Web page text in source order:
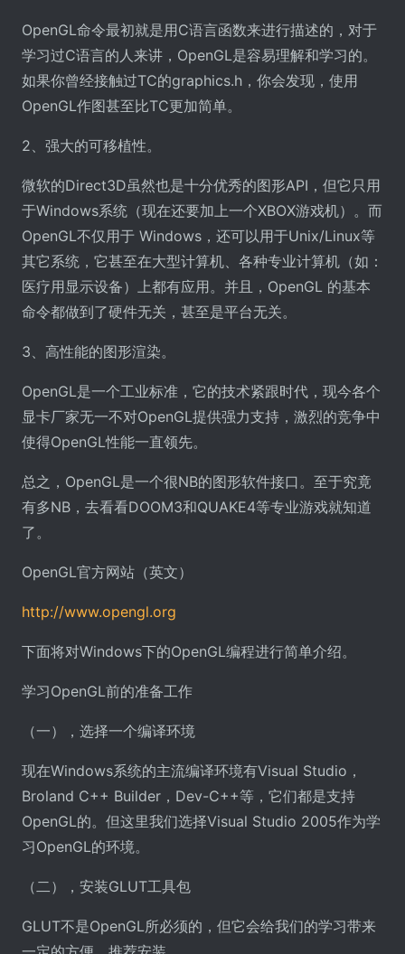
OpenGL命令最初就是用C语言函数来进行描述的，对于
学习过C语言的人来讲，OpenGL是容易理解和学习的。
如果你曾经接触过TC的graphics.h，你会发现，使用
OpenGL作图甚至比TC更加简单。
2、强大的可移植性。
微软的Direct3D虽然也是十分优秀的图形API，但它只用
于Windows系统（现在还要加上一个XBOX游戏机）。而
OpenGL不仅用于 Windows，还可以用于Unix/Linux等
其它系统，它甚至在大型计算机、各种专业计算机（如：
医疗用显示设备）上都有应用。并且，OpenGL 的基本
命令都做到了硬件无关，甚至是平台无关。
3、高性能的图形渲染。
OpenGL是一个工业标准，它的技术紧跟时代，现今各个
显卡厂家无一不对OpenGL提供强力支持，激烈的竞争中
使得OpenGL性能一直领先。
总之，OpenGL是一个很NB的图形软件接口。至于究竟
有多NB，去看看DOOM3和QUAKE4等专业游戏就知道
了。
OpenGL官方网站（英文）
http://www.opengl.org
下面将对Windows下的OpenGL编程进行简单介绍。
学习OpenGL前的准备工作
（一），选择一个编译环境
现在Windows系统的主流编译环境有Visual Studio，
Broland C++ Builder，Dev-C++等，它们都是支持
OpenGL的。但这里我们选择Visual Studio 2005作为学
习OpenGL的环境。
（二），安装GLUT工具包
GLUT不是OpenGL所必须的，但它会给我们的学习带来